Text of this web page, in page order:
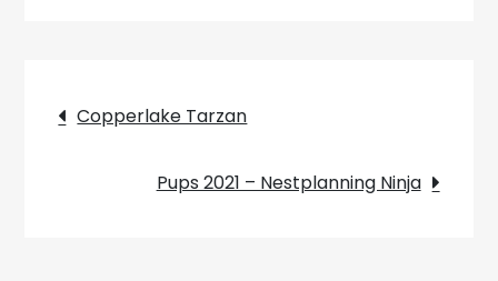
Post
navigation
Copperlake Tarzan
Pups 2021 – Nestplanning Ninja